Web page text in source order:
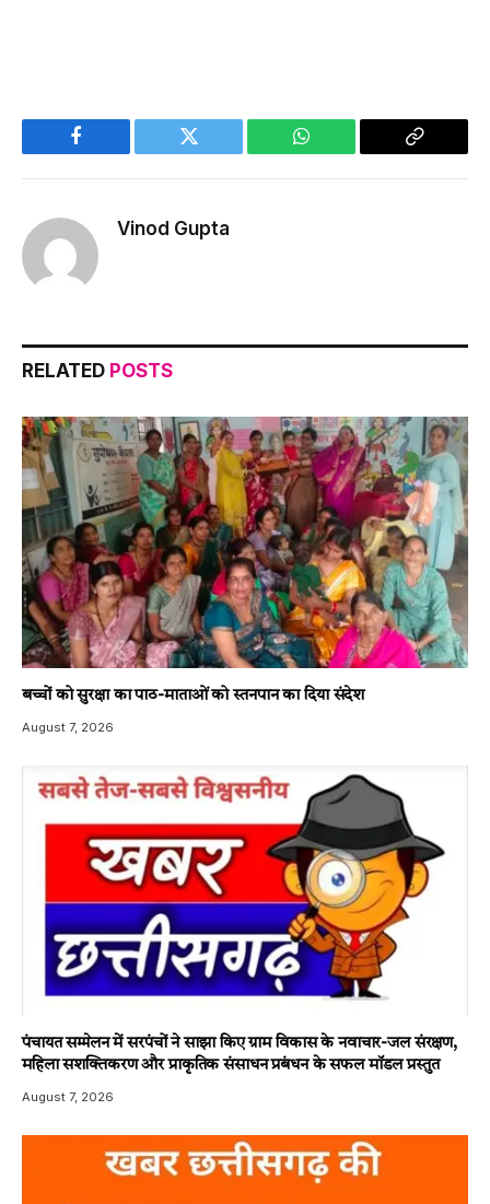
Facebook Twitter WhatsApp
Copy
Vinod Gupta
RELATED POSTS
बच्चों को सुरक्षा का पाठ-माताओं को स्तनपान का दिया संदेश
August 7, 2026
पंचायत सम्मेलन में सरपंचों ने साझा किए ग्राम विकास के नवाचार-जल संरक्षण,
महिला सशक्तिकरण और प्राकृतिक संसाधन प्रबंधन के सफल मॉडल प्रस्तुत
August 7, 2026